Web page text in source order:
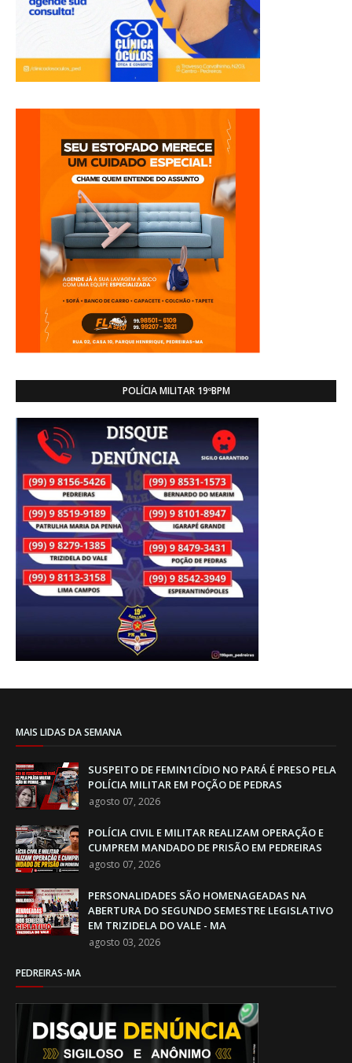
POLÍCIA MILITAR 19ºBPM
MAIS LIDAS DA SEMANA
SUSPEITO DE FEMIN1CÍDIO NO PARÁ É PRESO PELA
POLÍCIA MILITAR EM POÇÃO DE PEDRAS
agosto 07, 2026
POLÍCIA CIVIL E MILITAR REALIZAM OPERAÇÃO E
CUMPREM MANDADO DE PRISÃO EM PEDREIRAS
agosto 07, 2026
PERSONALIDADES SÃO HOMENAGEADAS NA
ABERTURA DO SEGUNDO SEMESTRE LEGISLATIVO
EM TRIZIDELA DO VALE - MA
agosto 03, 2026
PEDREIRAS-MA